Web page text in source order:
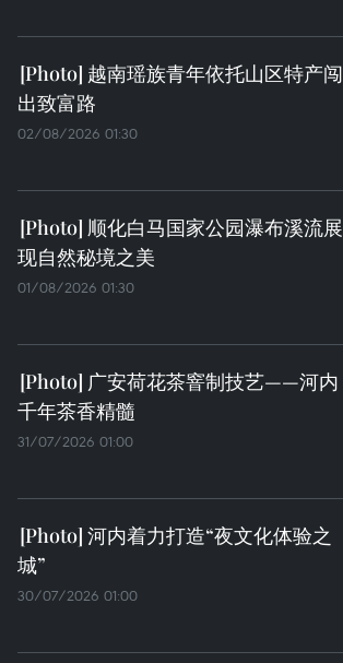
越南瑶族青年依托山区特产闯
出致富路
02/08/2026 01:30
顺化白马国家公园瀑布溪流展
现自然秘境之美
01/08/2026 01:30
广安荷花茶窨制技艺——河内
千年茶香精髓
31/07/2026 01:00
河内着力打造“夜文化体验之
城”
30/07/2026 01:00